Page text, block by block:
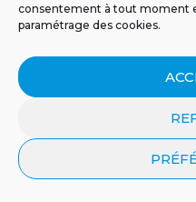
consentement à tout moment
paramétrage des cookies.
Un espoir inattendu
Australie, le venin
cancer du sein